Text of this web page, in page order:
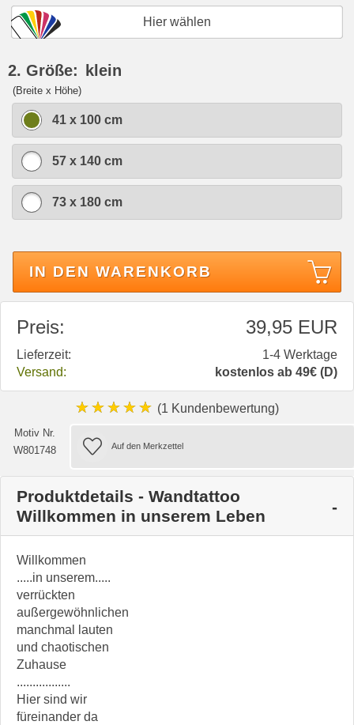
Hier wählen
2. Größe: klein
(Breite x Höhe)
41 x 100 cm
57 x 140 cm
73 x 180 cm
IN DEN WARENKORB
Preis: 39,95 EUR
Lieferzeit:
1-4 Werktage
Versand:
kostenlos ab 49€ (D)
★★★★★ (1 Kundenbewertung)
Motiv Nr.
W801748
Produktdetails - Wandtattoo
Willkommen in unserem Leben
Willkommen
.....in unserem.....
verrückten
außergewöhnlichen
manchmal lauten
und chaotischen
Zuhause
.................
Hier sind wir
füreinander da